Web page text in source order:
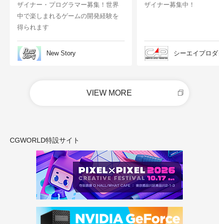
ザイナー・プログラマー募集！世界
中で楽しまれるゲームの開発経験を
得られます
New Story
ザイナー募集中！
シーエイプロ
VIEW MORE
CGWORLD特設サイト